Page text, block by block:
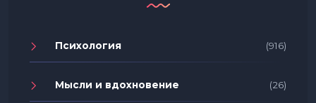
Психология (916)
Мысли и вдохновение (26)